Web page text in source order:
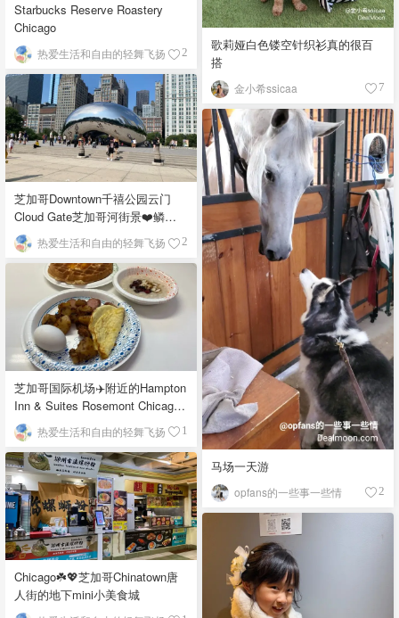
歌莉娅白色镂空针织衫真的很百
搭
金小希ssicaa 7
Starbucks Reserve Roastery
Chicago
热爱生活和自由的轻舞飞扬 2
芝加哥Downtown千禧公园云门
Cloud Gate芝加哥河街景❤️鳞次
栉比的高楼
热爱生活和自由的轻舞飞扬 2
马场一天游
opfans的一些事一些情 2
芝加哥国际机场✈️附近的Hampton
Inn & Suites Rosemont Chicago
O'Hare自助早餐
热爱生活和自由的轻舞飞扬 1
Chicago☘️💖芝加哥Chinatown唐
人街的地下mini小美食城